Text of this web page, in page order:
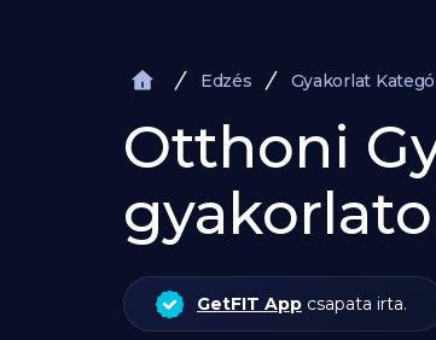
Edzés Gyakorlat
Otthoni
GetFIT App csapata irta.